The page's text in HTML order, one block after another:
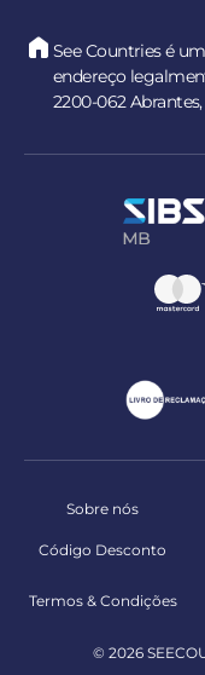
See Countries é
endereço
2200-062
Sobre nós
Código Desconto
Termos & Condições
© 2026